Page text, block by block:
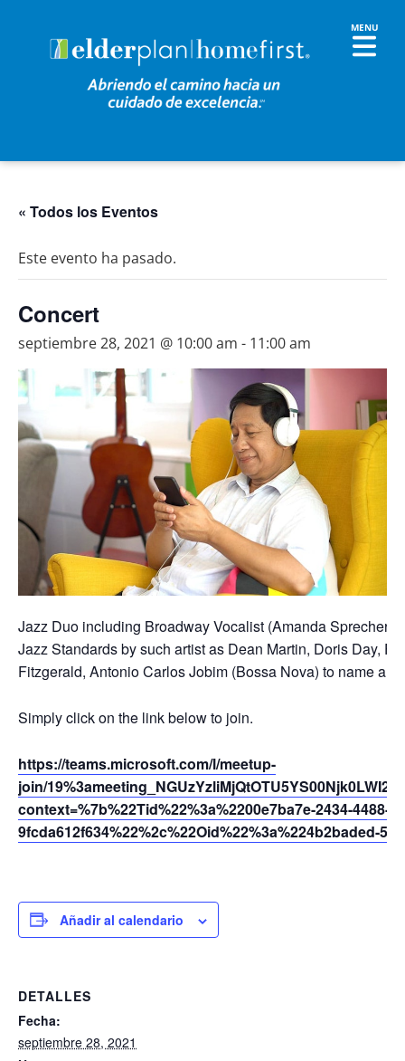
« Todos los Eventos
Este evento ha pasado.
Concert
septiembre 28, 2021 @ 10:00 am - 11:00 am
Jazz Duo including Broadway Vocalist (Amanda Sprecher)
Jazz Standards by such artist as Dean Martin, Doris Day,
Fitzgerald, Antonio Carlos Jobim (Bossa Nova) to name a
Simply click on the link below to join.
https://teams.microsoft.com/l/meetup-
join/
context=%7b%22Tid%22%3a%2200e7ba7e-2434-4488-
9fcda612f634%22%2c%22Oid%22%3a%224b2baded-
Añadir al calendario
DETALLES
Fecha:
septiembre 28, 2021